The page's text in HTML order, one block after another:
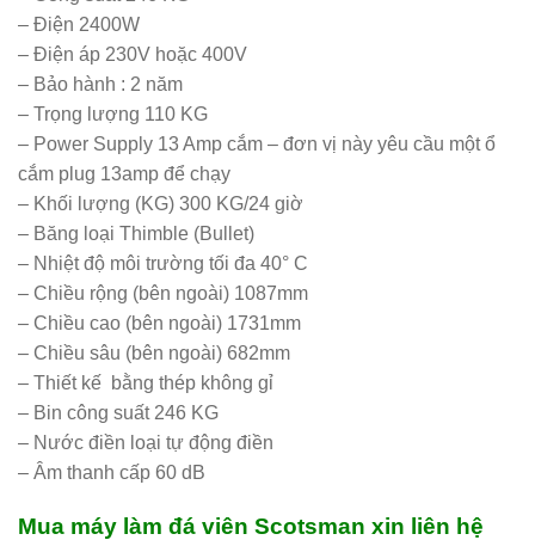
– Điện 2400W
– Điện áp 230V hoặc 400V
– Bảo hành : 2 năm
– Trọng lượng 110 KG
– Power Supply 13 Amp cắm – đơn vị này yêu cầu một ổ
cắm plug 13amp để chạy
– Khối lượng (KG) 300 KG/24 giờ
– Băng loại Thimble (Bullet)
– Nhiệt độ môi trường tối đa 40° C
– Chiều rộng (bên ngoài) 1087mm
– Chiều cao (bên ngoài) 1731mm
– Chiều sâu (bên ngoài) 682mm
– Thiết kế bằng thép không gỉ
– Bin công suất 246 KG
– Nước điền loại tự động điền
– Âm thanh cấp 60 dB
Mua máy làm đá viên Scotsman xin liên hệ